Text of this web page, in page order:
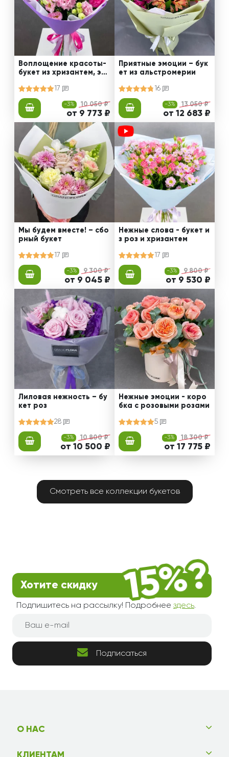
Воплощение красоты-
букет из хризантем, эус
17
-3% 10 050 ₽
от 9 773 ₽
Приятные эмоции – бук
ет из альстромерии
16
-3% 13 050 ₽
от 12 683 ₽
Мы будем вместе! – сбо
рный букет
17
-3% 9 300 ₽
от 9 045 ₽
Нежные слова - букет и
з роз и хризантем
17
-3% 9 800 ₽
от 9 530 ₽
Лиловая нежность – бу
кет роз
28
-3% 10 800 ₽
от 10 500 ₽
Нежные эмоции - коро
бка с розовыми розами
5
-3% 18 300 ₽
от 17 775 ₽
Смотреть все коллекции букетов
Хотите скидку
Подпишитесь на рассылку! Подробнее здесь.
Подписаться
О НАС
КЛИЕНТАМ